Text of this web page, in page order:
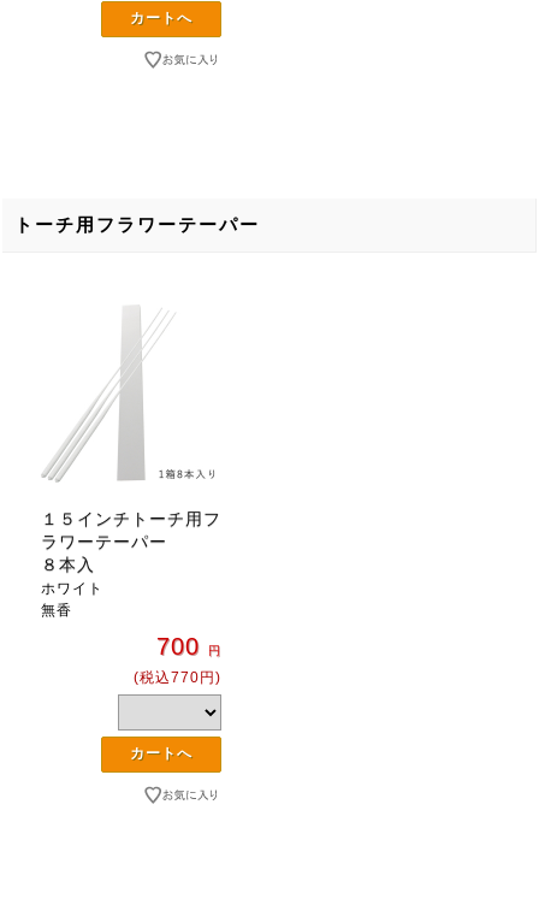
トーチ用フラワーテーパー
１５インチトーチ用フ
ラワーテーパー
８本入
ホワイト
無香
700 円
(税込770円)